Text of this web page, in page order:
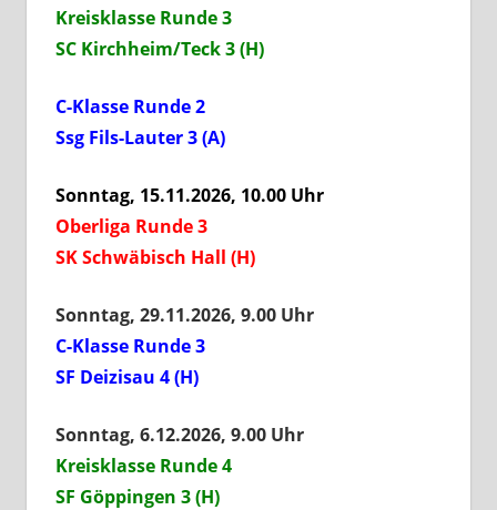
Kreisklasse Runde 3
SC Kirchheim/Teck 3 (H)
C-Klasse Runde 2
Ssg Fils-Lauter 3 (A)
Sonntag, 15.11.2026, 10.00 Uhr
Oberliga Runde 3
SK Schwäbisch Hall (H)
Sonntag, 29.11.2026, 9.00 Uhr
C-Klasse Runde3
SF Deizisau 4 (H)
Sonntag, 6.12.2026, 9.00 Uhr
Kreisklasse Runde 4
SF Göppingen 3 (H)